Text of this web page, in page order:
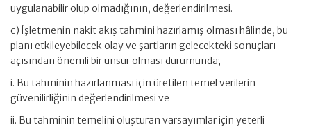
uygulanabilir olup olmadığının, değerlendirilmesi.
c) İşletmenin nakit akış tahmini hazırlamış olması hâlinde, bu
planı etkileyebilecek olay ve şartların gelecekteki sonuçları
açısından önemli bir unsur olması durumunda;
i. Bu tahminin hazırlanması için üretilen temel verilerin
güvenilirliğinin değerlendirilmesi ve
ii. Bu tahminin temelini oluşturan varsayımlar için yeterli